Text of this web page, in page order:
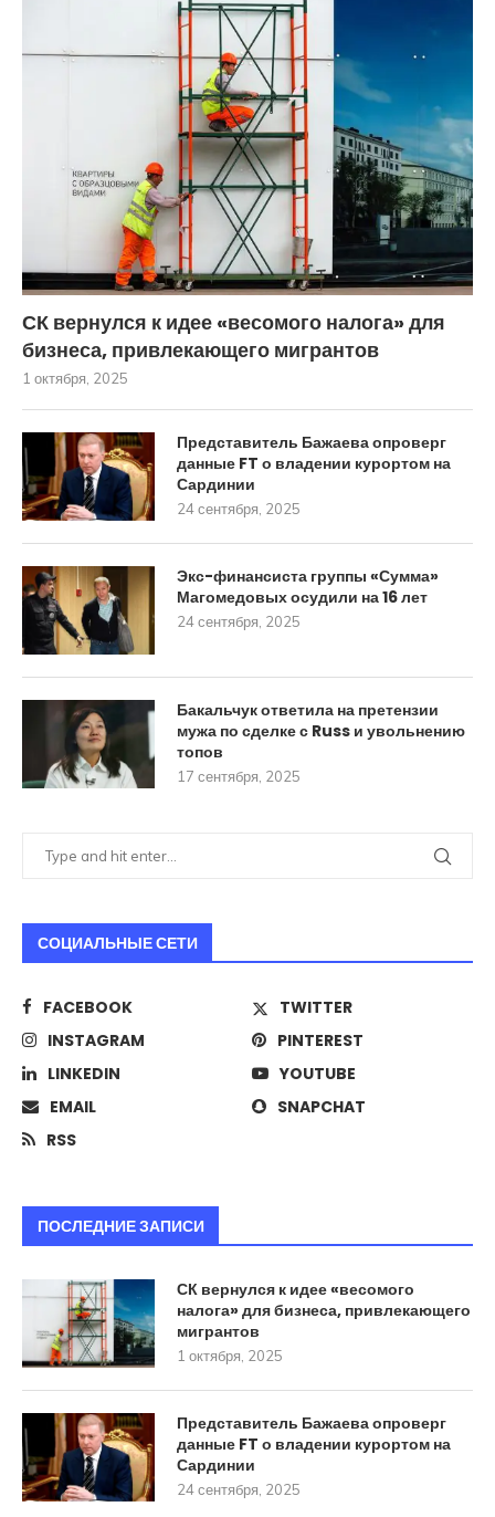
СК вернулся к идее «весомого налога» для
бизнеса, привлекающего мигрантов
1 октября, 2025
Представитель Бажаева опроверг
данные FT о владении курортом на
Сардинии
24 сентября, 2025
Экс-финансиста группы «Сумма»
Магомедовых осудили на 16 лет
24 сентября, 2025
Бакальчук ответила на претензии
мужа по сделке с Russ и увольнению
топов
17 сентября, 2025
СОЦИАЛЬНЫЕ СЕТИ
FACEBOOK
TWITTER
INSTAGRAM
PINTEREST
LINKEDIN
YOUTUBE
EMAIL
SNAPCHAT
RSS
ПОСЛЕДНИЕ ЗАПИСИ
СК вернулся к идее «весомого
налога» для бизнеса, привлекающего
мигрантов
1 октября, 2025
Представитель Бажаева опроверг
данные FT о владении курортом на
Сардинии
24 сентября, 2025